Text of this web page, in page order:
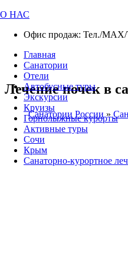
О НАС
Офис продаж: Тел./МАХ/
Главная
Санатории
Отели
Автобусные туры
Экскурсии
Круизы
Горнолыжные курорты
Активные туры
Сочи
Крым
Санаторно-курортное
Лечение почек в
Санатории России »